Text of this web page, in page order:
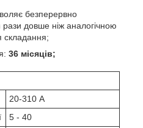
безперервно
довше ніж аналогічною
складання;
36 місяців;
20-310 А
5 - 40